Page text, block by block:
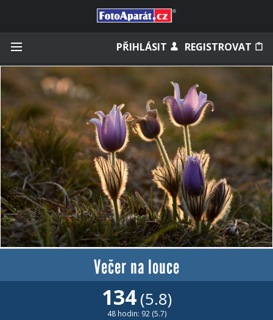
PŘIHLÁSIT REGISTROVAT
Zapamatovat
Zapomněli jste heslo?
Měli jste účet na starém webu?
Večer na louce
134 (5.8)
48 hodin: 92 (5.7)